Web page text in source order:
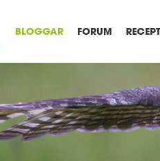
BLOGGAR FORUM RECEPT